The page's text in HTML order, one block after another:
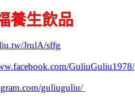
養生飲品
JrulA/sffg
GuliuGuliu1978/
guliuguliu/